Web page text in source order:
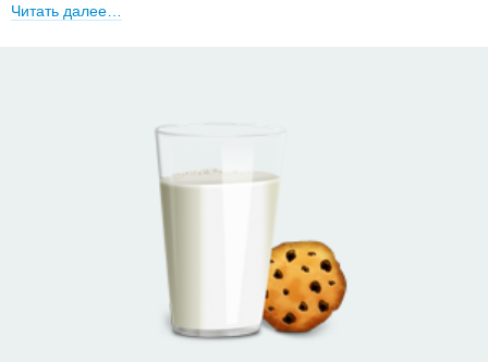
Читать далее…